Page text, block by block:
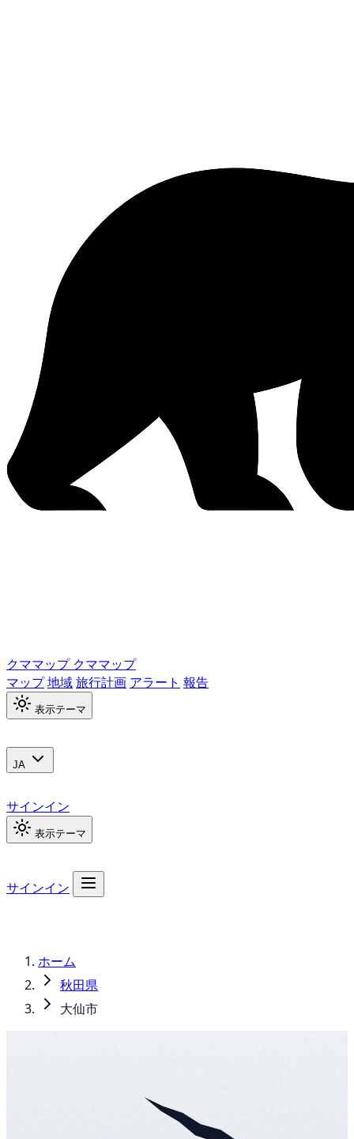
クママップ クママップ
マップ地域旅行計画 アラート 報告
表示テーマ
JA
サインイン
表示テーマ
サインイン
ホーム
秋田県
大仙市